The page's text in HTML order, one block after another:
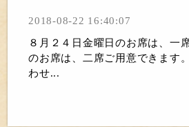
2018-08-22 16:40:07
８月２４日金曜日のお席は、一
のお席は、二席ご用意できます
わせ...